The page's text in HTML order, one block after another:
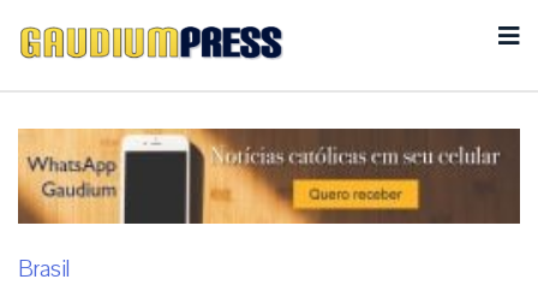
Brasil